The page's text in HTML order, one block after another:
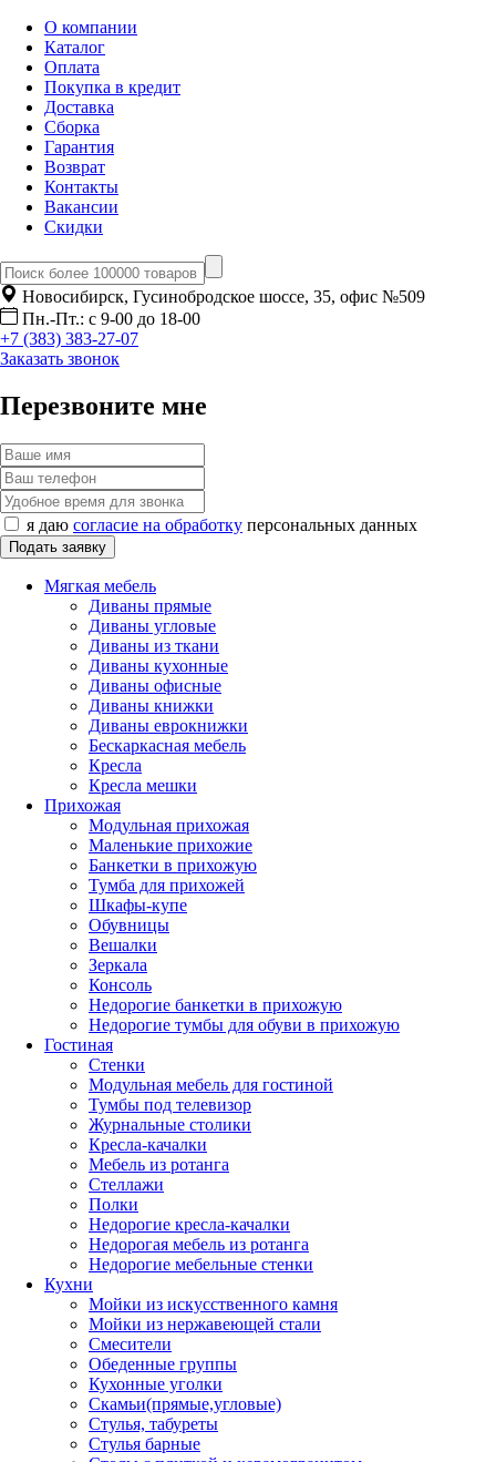
О компании
Каталог
Оплата
Покупка в кредит
Доставка
Сборка
Гарантия
Возврат
Контакты
Вакансии
Скидки
Новосибирск, Гусинобродское шоссе, 35, офис №509
Пн.-Пт.: с 9-00 до 18-00
+7 (383) 383-27-07
Заказать звонок
Перезвоните мне
я даю согласие на обработку персональных данных
Мягкая мебель
Диваны прямые
Диваны угловые
Диваны из ткани
Диваны кухонные
Диваны офисные
Диваны книжки
Диваны еврокнижки
Бескаркасная мебель
Кресла
Кресла мешки
Прихожая
Модульная прихожая
Маленькие прихожие
Банкетки в прихожую
Тумба для прихожей
Шкафы-купе
Обувницы
Вешалки
Зеркала
Консоль
Недорогие банкетки в прихожую
Недорогие тумбы для обуви в прихожую
Гостиная
Стенки
Модульная мебель для гостиной
Тумбы под телевизор
Журнальные столики
Кресла-качалки
Мебель из ротанга
Стеллажи
Полки
Недорогие кресла-качалки
Недорогая мебель из ротанга
Недорогие мебельные стенки
Кухни
Мойки из искусственного камня
Мойки из нержавеющей стали
Смесители
Обеденные группы
Кухонные уголки
Скамьи(прямые,угловые)
Стулья, табуреты
Стулья барные